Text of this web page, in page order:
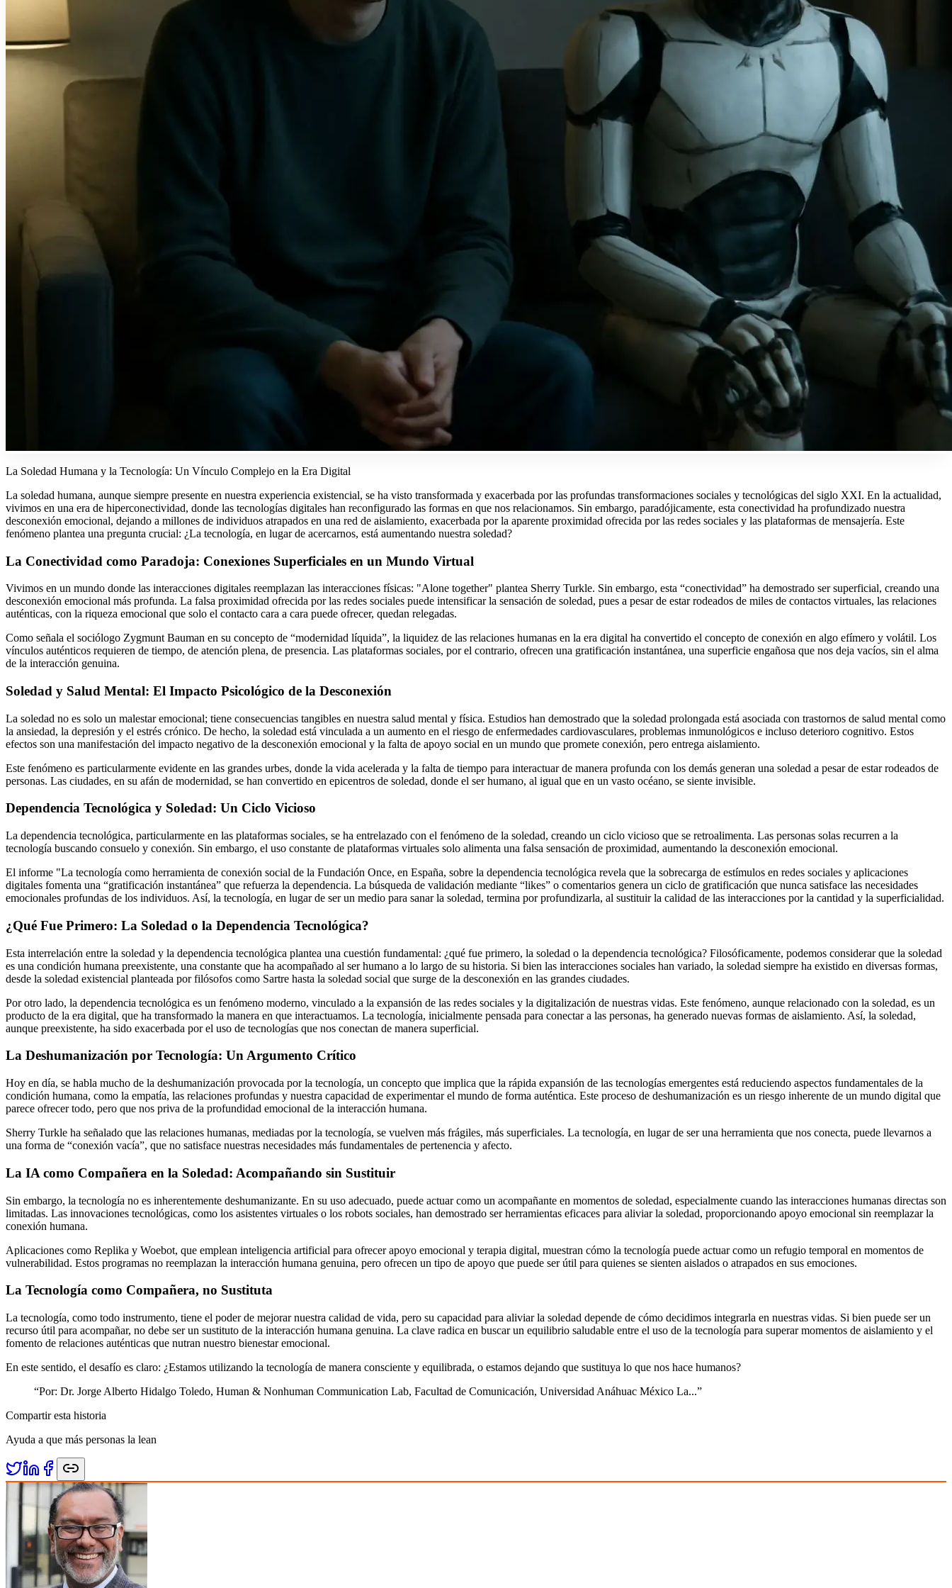
La Soledad Humana y la Tecnología: Un Vínculo Complejo en la Era Digital
La soledad humana, aunque siempre presente en nuestra experiencia existencial, se ha visto transformada y exacerbada por las profundas transformaciones sociales y tecnológicas del siglo XXI. En la actualidad,
vivimos en una era de hiperconectividad, donde las tecnologías digitales han reconfigurado las formas en que nos relacionamos. Sin embargo, paradójicamente, esta conectividad ha profundizado nuestra
desconexión emocional, dejando a millones de individuos atrapados en una red de aislamiento, exacerbada por la aparente proximidad ofrecida por las redes sociales y las plataformas de mensajería. Este
fenómeno plantea una pregunta crucial: ¿La tecnología, en lugar de acercarnos, está aumentando nuestra soledad?
La Conectividad como Paradoja: Conexiones Superficiales en un Mundo Virtual
Vivimos en un mundo donde las interacciones digitales reemplazan las interacciones físicas: "Alone together" plantea Sherry Turkle. Sin embargo, esta “conectividad” ha demostrado ser superficial, creando una
desconexión emocional más profunda. La falsa proximidad ofrecida por las redes sociales puede intensificar la sensación de soledad, pues a pesar de estar rodeados de miles de contactos virtuales, las relaciones
auténticas, con la riqueza emocional que solo el contacto cara a cara puede ofrecer, quedan relegadas.
Como señala el sociólogo Zygmunt Bauman en su concepto de “modernidad líquida”, la liquidez de las relaciones humanas en la era digital ha convertido el concepto de conexión en algo efímero y volátil. Los
vínculos auténticos requieren de tiempo, de atención plena, de presencia. Las plataformas sociales, por el contrario, ofrecen una gratificación instantánea, una superficie engañosa que nos deja vacíos, sin el alma
de la interacción genuina.
Soledad y Salud Mental: El Impacto Psicológico de la Desconexión
La soledad no es solo un malestar emocional; tiene consecuencias tangibles en nuestra salud mental y física. Estudios han demostrado que la soledad prolongada está asociada con trastornos de salud mental como
la ansiedad, la depresión y el estrés crónico. De hecho, la soledad está vinculada a un aumento en el riesgo de enfermedades cardiovasculares, problemas inmunológicos e incluso deterioro cognitivo. Estos
efectos son una manifestación del impacto negativo de la desconexión emocional y la falta de apoyo social en un mundo que promete conexión, pero entrega aislamiento.
Este fenómeno es particularmente evidente en las grandes urbes, donde la vida acelerada y la falta de tiempo para interactuar de manera profunda con los demás generan una soledad a pesar de estar rodeados de
personas. Las ciudades, en su afán de modernidad, se han convertido en epicentros de soledad, donde el ser humano, al igual que en un vasto océano, se siente invisible.
Dependencia Tecnológica y Soledad: Un Ciclo Vicioso
La dependencia tecnológica, particularmente en las plataformas sociales, se ha entrelazado con el fenómeno de la soledad, creando un ciclo vicioso que se retroalimenta. Las personas solas recurren a la
tecnología buscando consuelo y conexión. Sin embargo, el uso constante de plataformas virtuales solo alimenta una falsa sensación de proximidad, aumentando la desconexión emocional.
El informe "La tecnología como herramienta de conexión social de la Fundación Once, en España, sobre la dependencia tecnológica revela que la sobrecarga de estímulos en redes sociales y aplicaciones
digitales fomenta una “gratificación instantánea” que refuerza la dependencia. La búsqueda de validación mediante “likes” o comentarios genera un ciclo de gratificación que nunca satisface las necesidades
emocionales profundas de los individuos. Así, la tecnología, en lugar de ser un medio para sanar la soledad, termina por profundizarla, al sustituir la calidad de las interacciones por la cantidad y la superficialidad.
¿Qué Fue Primero: La Soledad o la Dependencia Tecnológica?
Esta interrelación entre la soledad y la dependencia tecnológica plantea una cuestión fundamental: ¿qué fue primero, la soledad o la dependencia tecnológica? Filosóficamente, podemos considerar que la soledad
es una condición humana preexistente, una constante que ha acompañado al ser humano a lo largo de su historia. Si bien las interacciones sociales han variado, la soledad siempre ha existido en diversas formas,
desde la soledad existencial planteada por filósofos como Sartre hasta la soledad social que surge de la desconexión en las grandes ciudades.
Por otro lado, la dependencia tecnológica es un fenómeno moderno, vinculado a la expansión de las redes sociales y la digitalización de nuestras vidas. Este fenómeno, aunque relacionado con la soledad, es un
producto de la era digital, que ha transformado la manera en que interactuamos. La tecnología, inicialmente pensada para conectar a las personas, ha generado nuevas formas de aislamiento. Así, la soledad,
aunque preexistente, ha sido exacerbada por el uso de tecnologías que nos conectan de manera superficial.
La Deshumanización por Tecnología: Un Argumento Crítico
Hoy en día, se habla mucho de la deshumanización provocada por la tecnología, un concepto que implica que la rápida expansión de las tecnologías emergentes está reduciendo aspectos fundamentales de la
condición humana, como la empatía, las relaciones profundas y nuestra capacidad de experimentar el mundo de forma auténtica. Este proceso de deshumanización es un riesgo inherente de un mundo digital que
parece ofrecer todo, pero que nos priva de la profundidad emocional de la interacción humana.
Sherry Turkle ha señalado que las relaciones humanas, mediadas por la tecnología, se vuelven más frágiles, más superficiales. La tecnología, en lugar de ser una herramienta que nos conecta, puede llevarnos a
una forma de “conexión vacía”, que no satisface nuestras necesidades más fundamentales de pertenencia y afecto.
La IA como Compañera en la Soledad: Acompañando sin Sustituir
Sin embargo, la tecnología no es inherentemente deshumanizante. En su uso adecuado, puede actuar como un acompañante en momentos de soledad, especialmente cuando las interacciones humanas directas son
limitadas. Las innovaciones tecnológicas, como los asistentes virtuales o los robots sociales, han demostrado ser herramientas eficaces para aliviar la soledad, proporcionando apoyo emocional sin reemplazar la
conexión humana.
Aplicaciones como Replika y Woebot, que emplean inteligencia artificial para ofrecer apoyo emocional y terapia digital, muestran cómo la tecnología puede actuar como un refugio temporal en momentos de
vulnerabilidad. Estos programas no reemplazan la interacción humana genuina, pero ofrecen un tipo de apoyo que puede ser útil para quienes se sienten aislados o atrapados en sus emociones.
La Tecnología como Compañera, no Sustituta
La tecnología, como todo instrumento, tiene el poder de mejorar nuestra calidad de vida, pero su capacidad para aliviar la soledad depende de cómo decidimos integrarla en nuestras vidas. Si bien puede ser un
recurso útil para acompañar, no debe ser un sustituto de la interacción humana genuina. La clave radica en buscar un equilibrio saludable entre el uso de la tecnología para superar momentos de aislamiento y el
fomento de relaciones auténticas que nutran nuestro bienestar emocional.
En este sentido, el desafío es claro: ¿Estamos utilizando la tecnología de manera consciente y equilibrada, o estamos dejando que sustituya lo que nos hace humanos?
“Por: Dr. Jorge Alberto Hidalgo Toledo, Human & Nonhuman Communication Lab, Facultad de Comunicación, Universidad Anáhuac México La...”
Compartir esta historia
Ayuda a que más personas la lean